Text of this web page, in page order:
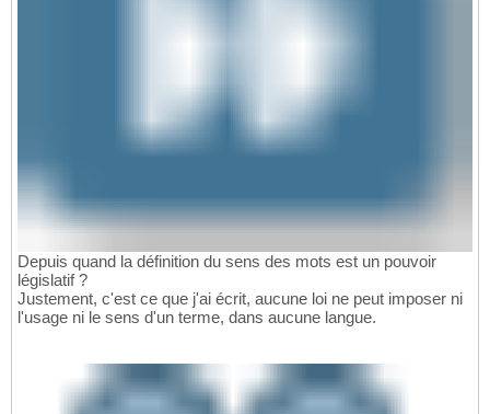
Depuis quand la définition du sens des mots est un pouvoir
législatif ?
Justement, c'est ce que j'ai écrit, aucune loi ne peut imposer ni
l'usage ni le sens d'un terme, dans aucune langue.